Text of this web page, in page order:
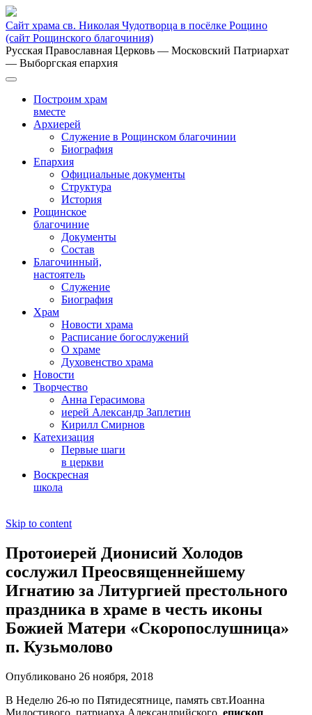
Сайт храма св. Николая Чудотворца в посёлке Рощино
(сайт Рощинского благочиния)
Русская Православная Церковь — Московский Патриархат
— Выборгская епархия
Построим храм
вместе
Архиерей
Служение в Рощинском благочинии
Биография
Епархия
Официальные документы
Структура
История
Рощинское
благочиние
Документы
Состав
Благочинный,
настоятель
Служение
Биография
Храм
Новости храма
Расписание богослужений
О храме
Духовенство храма
Новости
Творчество
Анна Герасимова
иерей Александр Заплетин
Кирилл Смирнов
Катехизация
Первые шаги
в церкви
Воскресная
школа
Skip to content
Протоиерей Дионисий Холодов
сослужил Преосвященнейшему
Игнатию за Литургией престольного
праздника в храме в честь иконы
Божией Матери «Скоропослушница»
п. Кузьмолово
Опубликовано 26 ноября, 2018
В Неделю 26-ю по Пятидесятнице, память свт.Иоанна
Милостивого, патриарха Александрийского, епископ